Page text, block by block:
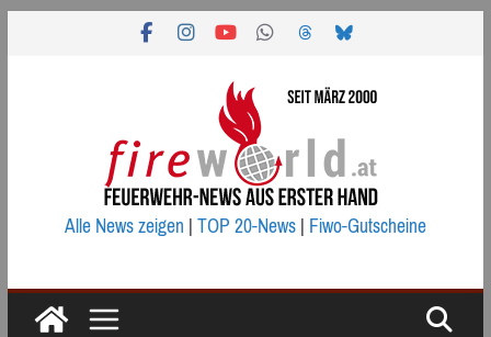
Alle News zeigen|TOP 20-News|Fiwo-Gutscheine